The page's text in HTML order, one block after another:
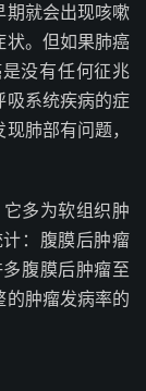
就会出现咳嗽
状。但如果肺癌
没有任何征兆
吸系统疾病的症
肺部有问题，
多为软组织肿
：腹膜后肿瘤
腹膜后肿瘤至
肿瘤发病率的